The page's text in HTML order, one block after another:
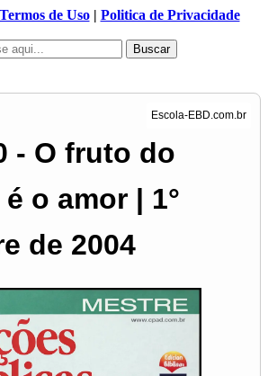
Termos de Uso| Politica de Privacidade
Buscar
- O fruto do
o amor | 1°
de 2004